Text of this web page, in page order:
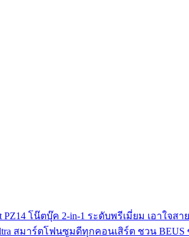
PZ14 โน๊ตบุ๊ค 2-in-1 ระดับพรีเมี่ยม เอาใจ
สมาร์ตโฟนซูมดีทุกคอนเสิร์ต ชวน